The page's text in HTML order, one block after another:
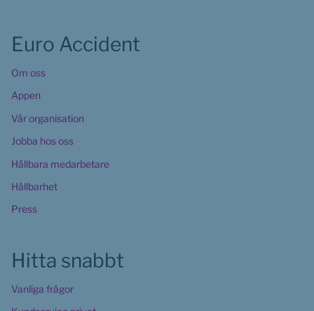
Euro Accident
Om oss
Appen
Vår organisation
Jobba hos oss
Hållbara medarbetare
Hållbarhet
Press
Hitta snabbt
Vanliga frågor